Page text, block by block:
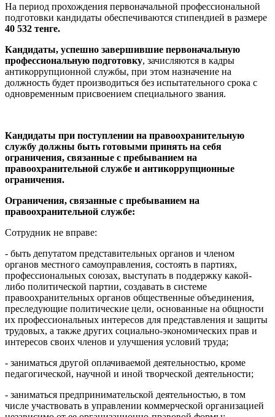
На период прохождения первоначальной профессиональной
подготовки кандидаты обеспечиваются стипендией в размере
40 532 тенге.
Кандидаты, успешно завершившие первоначальную
профессиональную подготовку, зачисляются в кадры
антикоррупционной службы, при этом назначение на
должность будет производиться без испытательного срока с
одновременным присвоением специального звания.
Кандидаты при поступлении на правоохранительную
службу должны быть готовыми принять на себя
ограничения, связанные с пребыванием на
правоохранительной службе и антикоррупционные
ограничения.
Ограничения, связанные с пребыванием на
правоохранительной службе:
Сотрудник не вправе:
- быть депутатом представительных органов и членом
органов местного самоуправления, состоять в партиях,
профессиональных союзах, выступать в поддержку какой-
либо политической партии, создавать в системе
правоохранительных органов общественные объединения,
преследующие политические цели, основанные на общности
их профессиональных интересов для представления и защиты
трудовых, а также других социально-экономических прав и
интересов своих членов и улучшения условий труда;
- заниматься другой оплачиваемой деятельностью, кроме
педагогической, научной и иной творческой деятельности;
- заниматься предпринимательской деятельностью, в том
числе участвовать в управлении коммерческой организацией